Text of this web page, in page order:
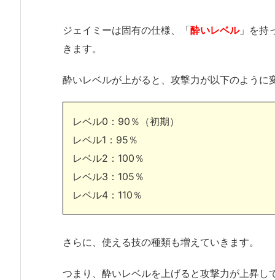
ジェイミーは固有の仕様、「酔いレベル」を持
きます。
酔いレベルが上がると、攻撃力が以下のように
レベル0：90％（初期）
レベル1：95％
レベル2：100％
レベル3：105％
レベル4：110％
さらに、使える技の種類も増えていきます。
つまり、酔いレベルを上げると攻撃力が上昇